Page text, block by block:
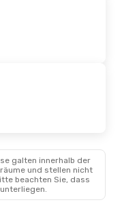
galten innerhalb der
und stellen nicht
beachten Sie, dass